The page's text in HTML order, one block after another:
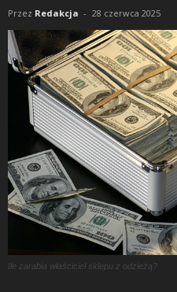
Przez Redakcja - 28 czerwca 2025
Ile zarabia właściciel sklepu z odzieżą?